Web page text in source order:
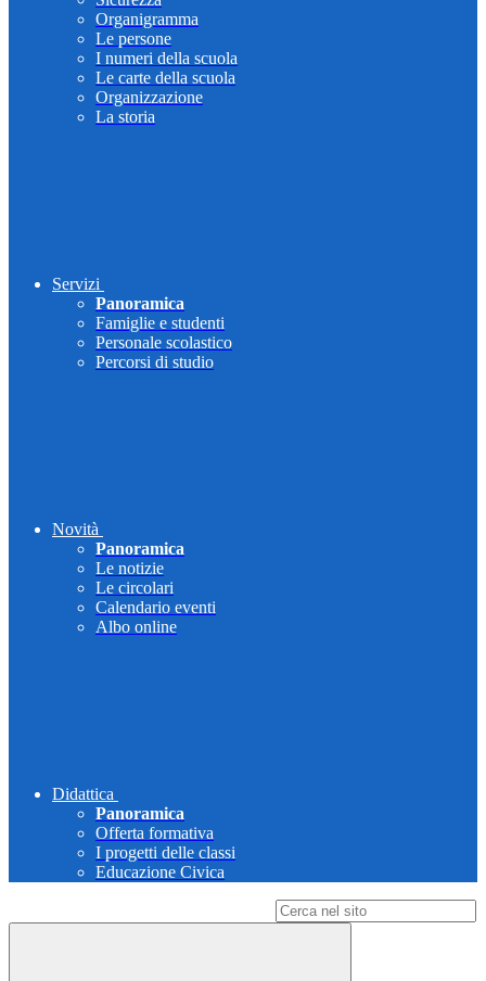
Organigramma
Le persone
I numeri della scuola
Le carte della scuola
Organizzazione
La storia
Servizi
Panoramica
Famiglie e studenti
Personale scolastico
Percorsi di studio
Novità
Panoramica
Le notizie
Le circolari
Calendario eventi
Albo online
Didattica
Panoramica
Offerta formativa
I progetti delle classi
Educazione Civica